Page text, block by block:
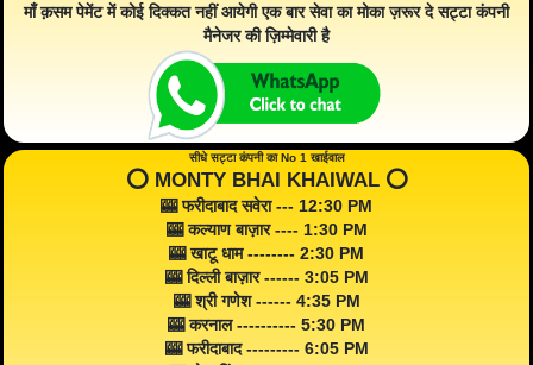
माँ क़सम पेमेंट में कोई दिक्कत नहीं आयेगी एक बार सेवा का मोका ज़रूर दे सट्टा कंपनी
मैनेजर की ज़िम्मेवारी है
सीधे सट्टा कंपनी का No 1 खाईवाल
⭕️ MONTY BHAI KHAIWAL ⭕️
🎰 फरीदाबाद सवेरा --- 12:30 PM
🎰 कल्याण बाज़ार ---- 1:30 PM
🎰 खाटू धाम -------- 2:30 PM
🎰 दिल्ली बाज़ार ------ 3:05 PM
🎰 श्री गणेश ------ 4:35 PM
🎰 करनाल ---------- 5:30 PM
🎰 फरीदाबाद --------- 6:05 PM